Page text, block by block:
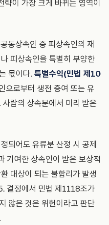
이 가장 크게 바뀌는 영역이
동상속인 중 피상속인의 재
피상속인을 특별히 부양한
몫이다. 특별수익(민법 제10
으로부터 생전 증여 또는 유
람의 상속분에서 미리 받은
되어도 유류분 산정 시 공제
기여한 상속인이 받은 보상적
대상이 되는 불합리가 발생
결정에서 민법 제1118조가
않은 것은 위헌이라고 판단